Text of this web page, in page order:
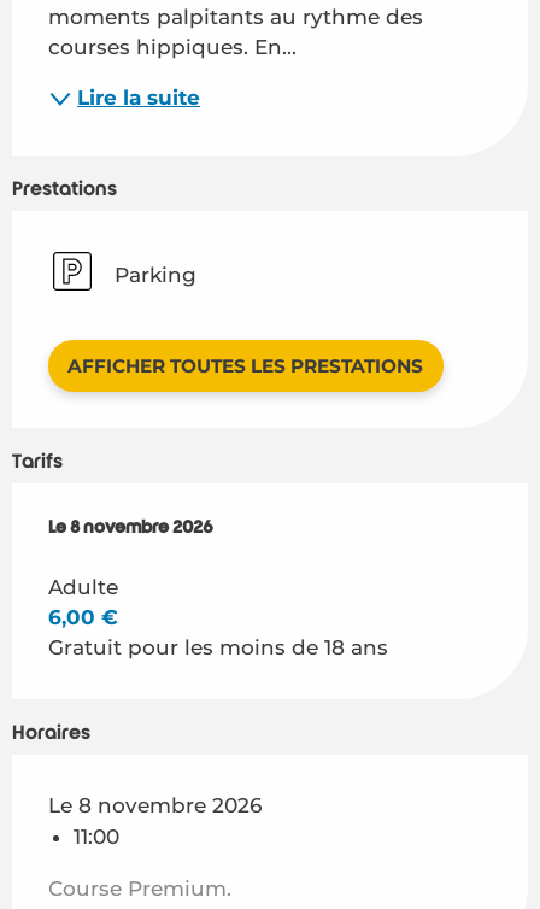
moments palpitants au rythme des
courses hippiques. En...
Lire la suite
Prestations
Parking
AFFICHER TOUTES LES PRESTATIONS
Tarifs
Le8 novembre 2026
Le8 novembre 2026
Adulte
6,00 €
Gratuit pour les moins de 18 ans
Horaires
Le 8 novembre 2026
11:00
Course Premium.